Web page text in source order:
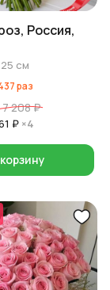
Россия,
25 см
раз
7 208 ₽
₽ ×4